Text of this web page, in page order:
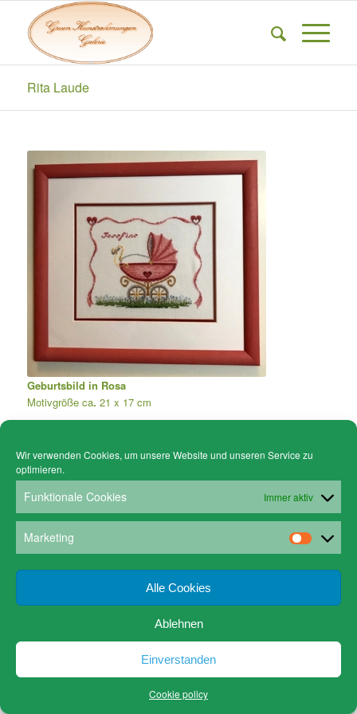
Wir verwenden Cookies, um unsere Website und unseren Service zu
optimieren.
Funktionale Cookies Immer aktiv
Marketing
Alle Cookies
Ablehnen
Einverstanden
Cookie policy
Rita Laude
Geburtsbild in Rosa
Motivgröße ca. 21 x 17 cm
€ 59,00 € 35,00
© Copyright - Gruen Stickgalerie -powered by Enfold WordPress Theme
Cookie policy (EU) Datenschutz
www.gruen-kunstrahmungen.com Impressum / Kontakt
Versandkosten